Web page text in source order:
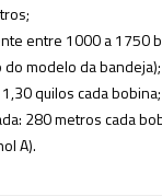
entre 1000 a 1750
modelo da bandeja);
quilos cada bobina;
280 metros cada
A).